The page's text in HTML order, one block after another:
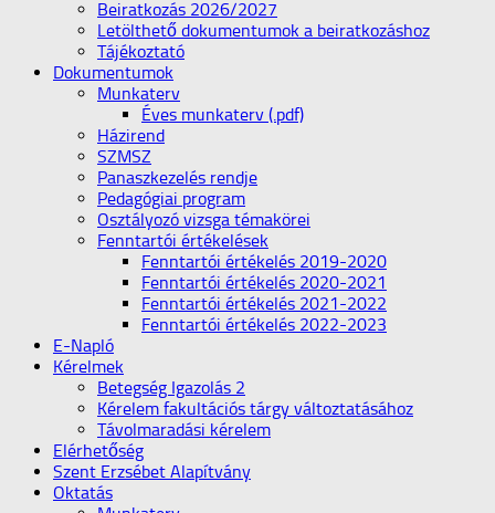
Beiratkozás 2026/2027
Letölthető dokumentumok a beiratkozáshoz
Tájékoztató
Dokumentumok
Munkaterv
Éves munkaterv (.pdf)
Házirend
SZMSZ
Panaszkezelés rendje
Pedagógiai program
Osztályozó vizsga témakörei
Fenntartói értékelések
Fenntartói értékelés 2019-2020
Fenntartói értékelés 2020-2021
Fenntartói értékelés 2021-2022
Fenntartói értékelés 2022-2023
E-Napló
Kérelmek
Betegség Igazolás 2
Kérelem fakultációs tárgy változtatásához
Távolmaradási kérelem
Elérhetőség
Szent Erzsébet Alapítvány
Oktatás